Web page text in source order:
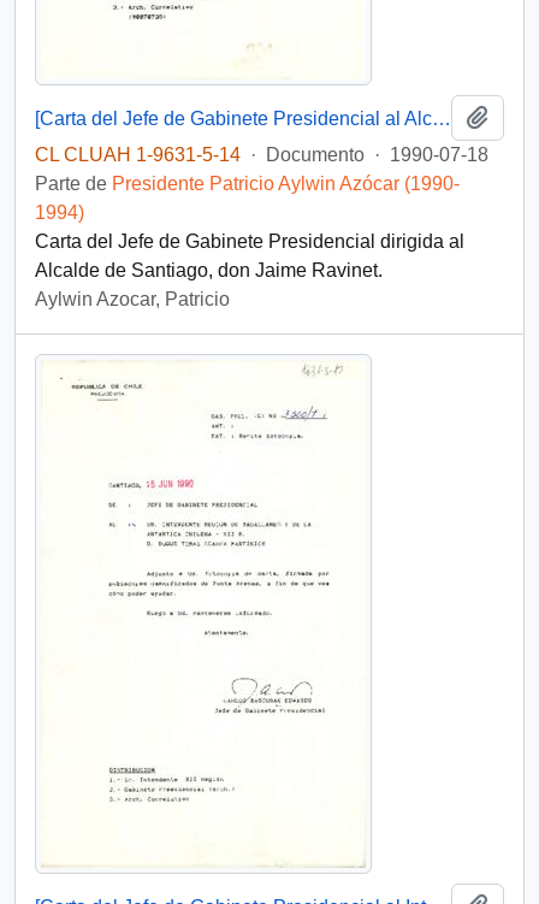
[Carta del Jefe de Gabinete Presidencial al Alcalde de Santiago]
CL CLUAH 1-9631-5-14 · Documento · 1990-07-18
Parte de Presidente Patricio Aylwin Azócar (1990-
1994)
Carta del Jefe de Gabinete Presidencial dirigida al
Alcalde de Santiago, don Jaime Ravinet.
Aylwin Azocar, Patricio